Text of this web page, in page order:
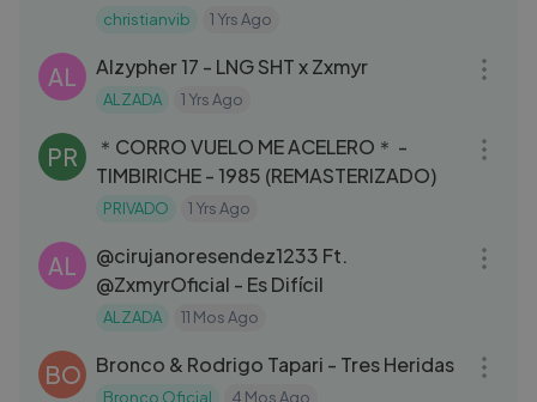
christianvib 1 Yrs Ago
AL Alzypher 17 - LNG SHT x Zxmyr
ALZADA 1 Yrs Ago
PR
＊CORRO VUELO ME ACELERO＊ -
TIMBIRICHE - 1985 (REMASTERIZADO)
PRIVADO 1 Yrs Ago
AL
‪@cirujanoresendez1233‬ Ft.
‪@ZxmyrOficial‬ - Es Difícil
ALZADA 11 Mos Ago
BO Bronco & Rodrigo Tapari - Tres Heridas
Bronco Oficial 4 Mos Ago